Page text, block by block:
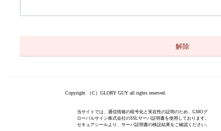
Copyright （C）GLORY GUY all rights reserved.
当サイトでは、通信情報の暗号化と実在性の証明のため、GMOグ
ローバルサイン株式会社のSSLサーバ証明書を使用しております。
セキュアシールより、サーバ証明書の検証結果をご確認ください。